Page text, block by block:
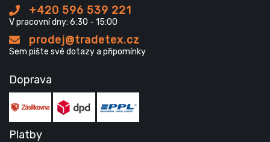
+420 596 539 221
V pracovní dny: 6:30 - 15:00
prodej@tradetex.cz
Sem pište své dotazy a připomínky
Doprava
Platby